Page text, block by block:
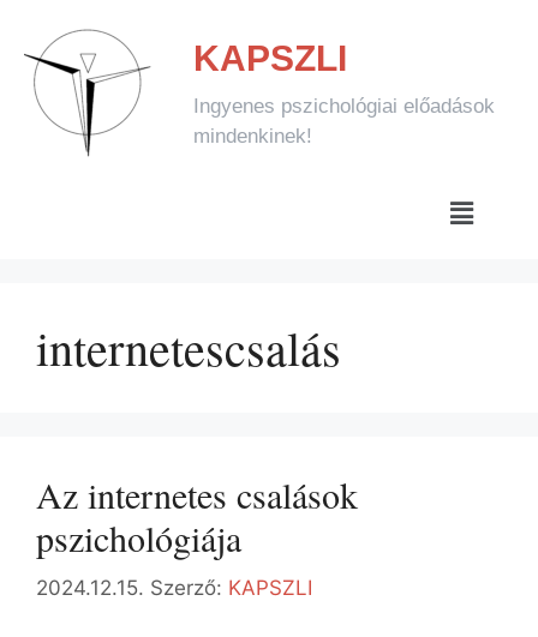
KAPSZLI
Ingyenes pszichológiai előadások
mindenkinek!
internetescsalás
Az internetes csalások
pszichológiája
2024.12.15. Szerző: KAPSZLI